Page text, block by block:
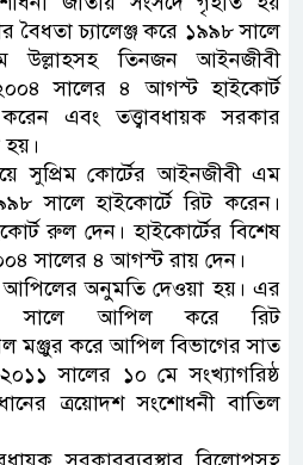
চ্যালেঞ্জ করে ১৯৯৮ সালে
উল্লাহসহ তিনজন আইনজীবী
সালের ৪ আগস্ট হাইকোর্ট
এবং তত্ত্বাবধায়ক সরকার
হয়।
সুপ্রিম কোর্টের আইনজীবী এম
সালে হাইকোর্টে রিট করেন।
রুল দেন। হাইকোর্টের বিশেষ
সালের ৪ আগস্ট রায় দেন।
আপিলের অনুমতি দেওয়া হয়। এর
সালে আপিল করে রিট
মঞ্জুর করে আপিল বিভাগের সাত
২০১১ সালের ১০ মে সংখ্যাগরিষ্ঠ
ত্রয়োদশ সংশোধনী বাতিল